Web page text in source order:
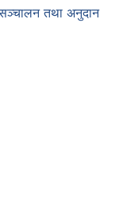
तथा अनुदान